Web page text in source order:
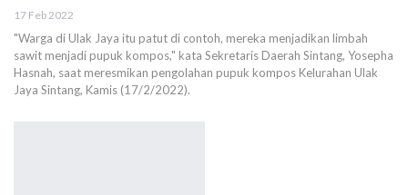
17 Feb 2022
"Warga di Ulak Jaya itu patut di contoh, mereka menjadikan limbah
sawit menjadi pupuk kompos," kata Sekretaris Daerah Sintang, Yosepha
Hasnah, saat meresmikan pengolahan pupuk kompos Kelurahan Ulak
Jaya Sintang, Kamis (17/2/2022).